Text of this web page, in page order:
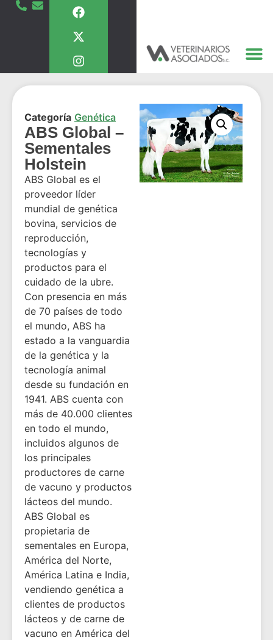
Categoría Genética
ABS Global –
Sementales
Holstein
ABS Global es el
proveedor líder
mundial de genética
bovina, servicios de
reproducción,
tecnologías y
productos para el
cuidado de la ubre.
Con presencia en más
de 70 países de todo
el mundo, ABS ha
estado a la vanguardia
de la genética y la
tecnología animal
desde su fundación en
1941. ABS cuenta con
más de 40.000 clientes
en todo el mundo,
incluidos algunos de
los principales
productores de carne
de vacuno y productos
lácteos del mundo.
ABS Global es
propietaria de
sementales en Europa,
América del Norte,
América Latina e India,
vendiendo genética a
clientes de productos
lácteos y de carne de
vacuno en América del